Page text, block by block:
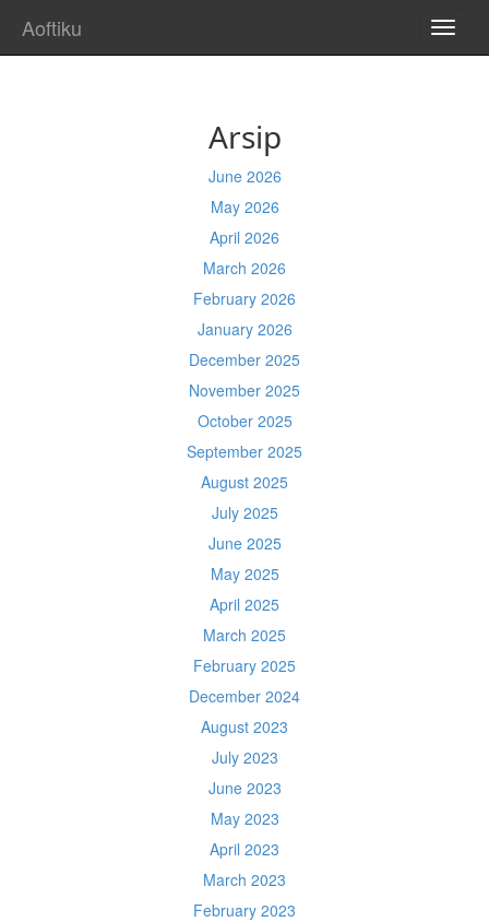
Aoftiku
Arsip
June 2026
May 2026
April 2026
March 2026
February 2026
January 2026
December 2025
November 2025
October 2025
September 2025
August 2025
July 2025
June 2025
May 2025
April 2025
March 2025
February 2025
December 2024
August 2023
July 2023
June 2023
May 2023
April 2023
March 2023
February 2023